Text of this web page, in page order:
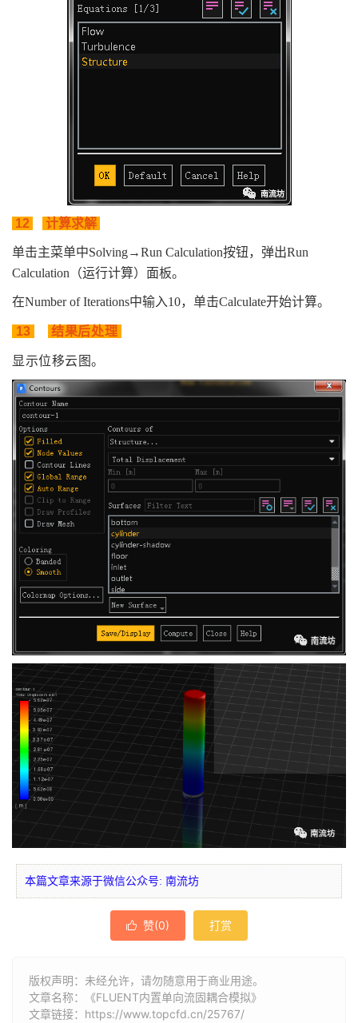
12 计算求解
单击主菜单中Solving→Run Calculation按钮，弹出Run
Calculation（运行计算）面板。
在Number of Iterations中输入10，单击Calculate开始计算。
13 结果后处理
显示位移云图。
本篇文章来源于微信公众号: 南流坊
 赞(0) 打赏
版权声明：未经允许，请勿随意用于商业用途。
文章名称：《FLUENT内置单向流固耦合模拟》
文章链接： https://www.topcfd.cn/25767/